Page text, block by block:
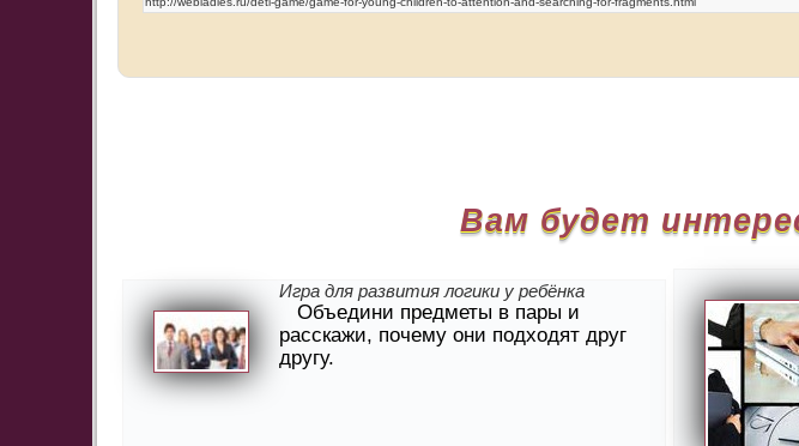
Вам будет
Игра для развития логики у ребёнка
Объедини предметы в пары и
расскажи, почему они подходят друг
другу.